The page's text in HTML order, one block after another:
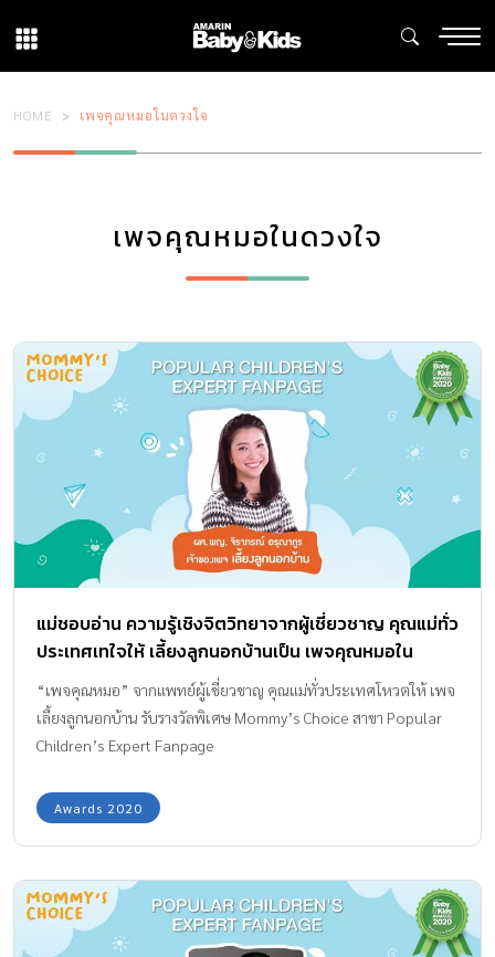
HOME เพจคุณหมอในดวงใจ
เพจคุณหมอในดวงใจ
แม่ชอบอ่าน ความรู้เชิงจิตวิทยาจากผู้เชี่ยวชาญ คุณแม่ทั่ว
ประเทศเทใจให้ เลี้ยงลูกนอกบ้านเป็น เพจคุณหมอใน
“เพจคุณหมอ” จากแพทย์ผู้เชี่ยวชาญ คุณแม่ทั่วประเทศโหวตให้ เพจ
เลี้ยงลูกนอกบ้าน รับรางวัลพิเศษ Mommy’s Choice สาขา Popular
Children’s Expert Fanpage
Awards 2020